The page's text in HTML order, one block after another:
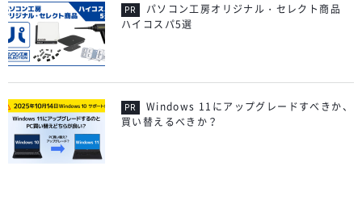
パソコン工房オリジナル・セレクト商品
ハイコスパ5選
Windows 11にアップグレードすべきか、
買い替えるべきか？